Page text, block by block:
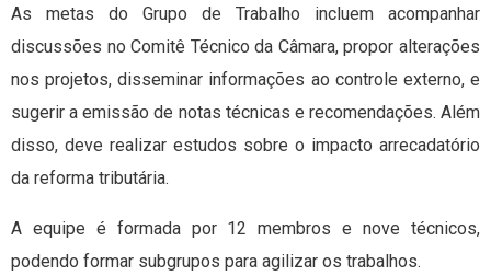
As metas do Grupo de Trabalho incluem acompanhar
discussões no Comitê Técnico da Câmara, propor alterações
nos projetos, disseminar informações ao controle externo, e
sugerir a emissão de notas técnicas e recomendações. Além
disso, deve realizar estudos sobre o impacto arrecadatório
da reforma tributária.
A equipe é formada por 12 membros e nove técnicos,
podendo formar subgrupos para agilizar os trabalhos.